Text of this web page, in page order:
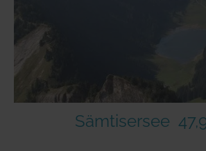
Sämtisersee